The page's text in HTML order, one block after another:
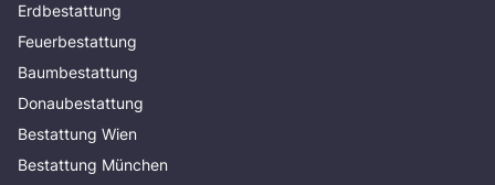
Erdbestattung
Feuerbestattung
Baumbestattung
Donaubestattung
Bestattung Wien
Bestattung München